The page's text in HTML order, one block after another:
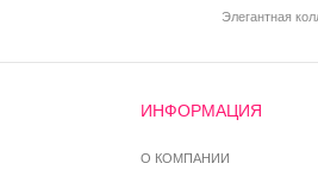
Элегантная
ИНФОРМАЦИЯ
О КОМПАНИИ